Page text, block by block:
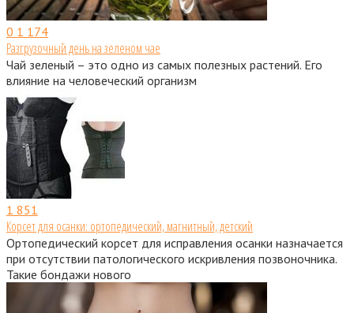
0 1 174
Разгрузочный день на зеленом чае
Чай зеленый – это одно из самых полезных растений. Его
влияние на человеческий организм
1 851
Корсет для осанки: ортопедический, магнитный, детский
Ортопедический корсет для исправления осанки назначается
при отсутствии патологического искривления позвоночника.
Такие бондажи нового